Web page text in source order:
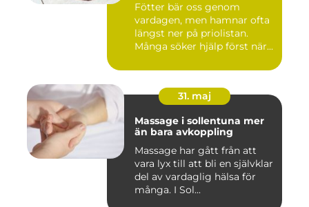
Fötter bär oss genom
vardagen, men hamnar ofta
längst ner på priolistan.
Många söker hjälp först när...
31. maj
Massage i sollentuna mer
än bara avkoppling
Massage har gått från att
vara lyx till att bli en självklar
del av vardaglig hälsa för
många. I Sol...